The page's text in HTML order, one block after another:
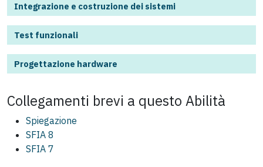
Integrazione e costruzione dei sistemi
Test funzionali
Progettazione hardware
Collegamenti brevi a questo Abilità
Spiegazione
SFIA 8
SFIA 7